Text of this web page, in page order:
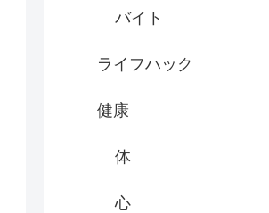
バイト
ライフハック
健康
体
心